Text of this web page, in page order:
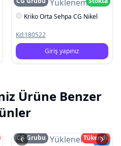
Resim Yüklenemedi
Kriko Orta Sehpa CG Nikel
Kd:180522
Giriş yapınız
Ürüne Benzer
Resim YüklenemediYeni
CG Grubu
Tükendi